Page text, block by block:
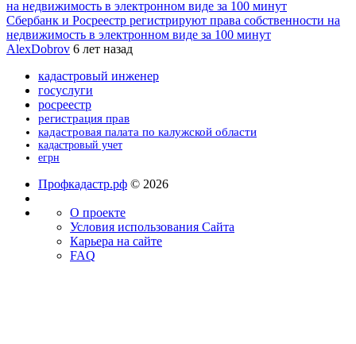
Сбербанк и Росреестр регистрируют права собственности на
недвижимость в электронном виде за 100 минут
AlexDobrov 6 лет назад
кадастровый инженер
госуслуги
росреестр
регистрация прав
кадастровая палата по калужской области
кадастровый учет
егрн
Профкадастр.рф © 2026
О проекте
Условия использования Сайта
Карьера на сайте
FAQ